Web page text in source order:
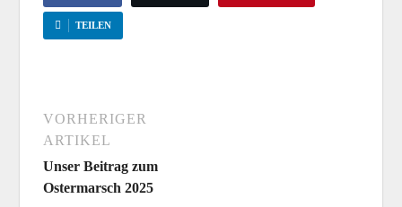
TEILEN
VORHERIGER
ARTIKEL
Unser Beitrag zum
Ostermarsch 2025